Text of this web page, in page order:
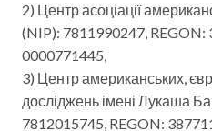
2) Центр асоціації
(NIP): 7811990247, REGON:
0000771445,
3) Центр американських,
досліджень імені Лукаша
7812015745, REGON: